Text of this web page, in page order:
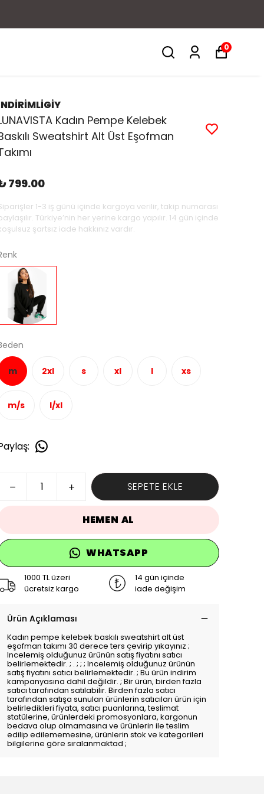
0
Kadın Pempe Kelebek
Sweatshirt Alt Üst Eşofman
799.00
1-3 iş günü içinde kargoya verilir, takip numarası
Türkiye’nin her yerine kargo yapılır. 14 gün içinde
şartsız iade hakkınız vardır.
m 2xl s xl l xs
m/s l/xl
:
SEPETE EKLE
HEMEN AL
WHATSAPP
1000 TL üzeri
ücretsiz kargo
14 gün içinde
iade değişim
Ürün Açıklaması
Kadın pempe kelebek baskılı sweatshirt alt üst
eşofman takımı 30 derece ters çevirip yıkayınız ;
Incelemiş olduğunuz ürünün satış fiyatını satıcı
belirlemektedir. ; . ; ; ; Incelemiş olduğunuz ürünün
satış fiyatını satıcı belirlemektedir. ; Bu ürün indirim
kampanyasına dahil değildir. ; Bir ürün, birden fazla
satıcı tarafından satılabilir. Birden fazla satıcı
tarafından satışa sunulan ürünlerin satıcıları ürün için
belirledikleri fiyata, satıcı puanlarına, teslimat
statülerine, ürünlerdeki promosyonlara, kargonun
bedava olup olmamasına ve ürünlerin ile teslim
edilip edilememesine, ürünlerin stok ve kategorileri
bilgilerine göre sıralanmaktad ;